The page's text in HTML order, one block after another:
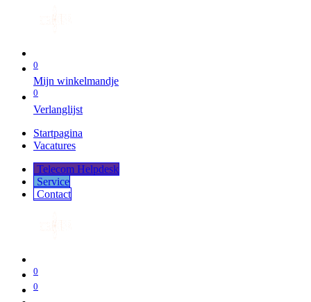
0
Mijn winkelmandje
0
Verlanglijst
Startpagina
Vacatures
Telecom Helpdesk
Service
Co​​​​​​ntact
0
0